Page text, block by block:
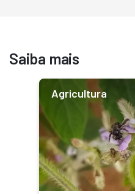
Saiba mais
Agricultura